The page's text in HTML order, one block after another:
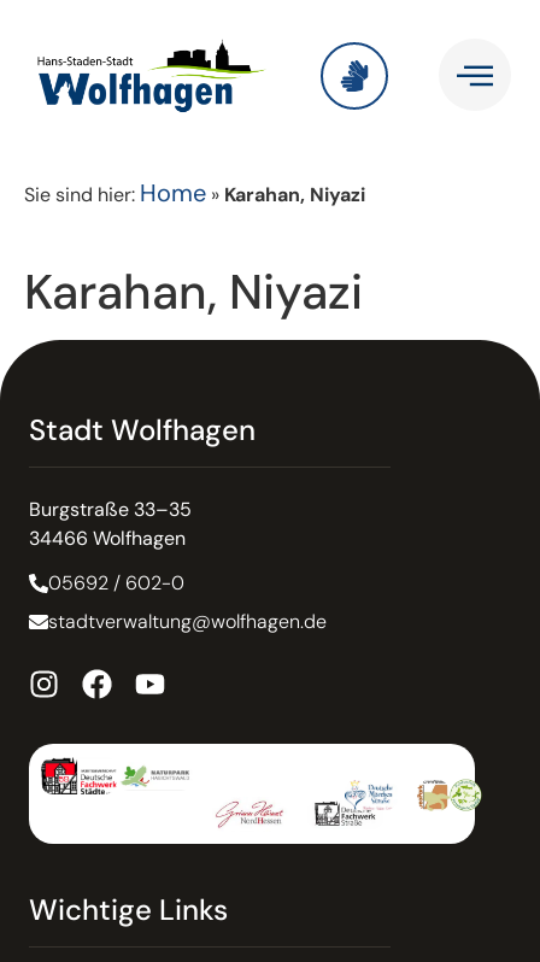
Sie sind hier: Home » Karahan, Niyazi
Karahan, Niyazi
Stadt Wolfhagen
Burgstraße 33–35
34466 Wolfhagen
05692 / 602-0
stadtverwaltung@wolfhagen.de
Wichtige Links